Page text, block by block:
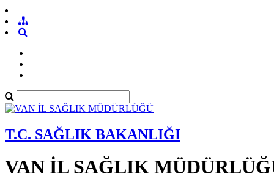
T.C. SAĞLIK BAKANLIĞI
VAN İL SAĞLIK